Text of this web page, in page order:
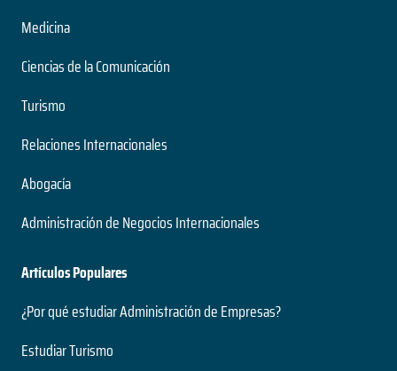
Medicina
Ciencias de la Comunicación
Turismo
Relaciones Internacionales
Abogacía
Administración de Negocios Internacionales
Artículos Populares
¿Por qué estudiar Administración de Empresas?
Estudiar Turismo